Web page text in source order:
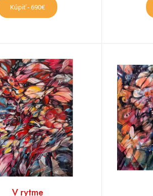
Kúpiť - 690€
V rytme